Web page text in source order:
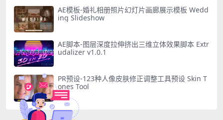
AE模板-婚礼相册照片幻灯片画廊展示模板 Wedd
ing Slideshow
AE脚本-图层深度拉伸挤出三维立体效果脚本 Extr
udalizer v1.0.1
PR预设-123种人像皮肤修正调整工具预设 Skin T
ones Tool